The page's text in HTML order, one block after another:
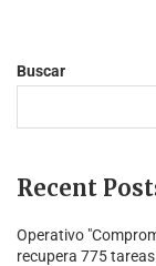
Buscar
Recent
Operativo
recupera 775